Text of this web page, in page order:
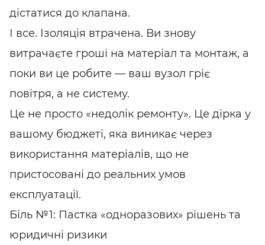
дістатися до клапана.
І все. Ізоляція втрачена. Ви знову
витрачаєте гроші на матеріал та монтаж, а
поки ви це робите — ваш вузол гріє
повітря, а не систему.
Це не просто «недолік ремонту». Це дірка у
вашому бюджеті, яка виникає через
використання матеріалів, що не
пристосовані до реальних умов
експлуатації.
Біль №1: Пастка «одноразових» рішень та
юридичні ризики